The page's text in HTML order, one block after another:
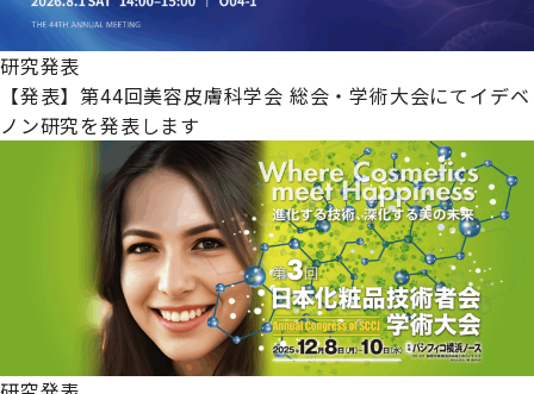
研究発表
【発表】第44回美容皮膚科学会 総会・学術大会にてイデベ
ノン研究を発表します